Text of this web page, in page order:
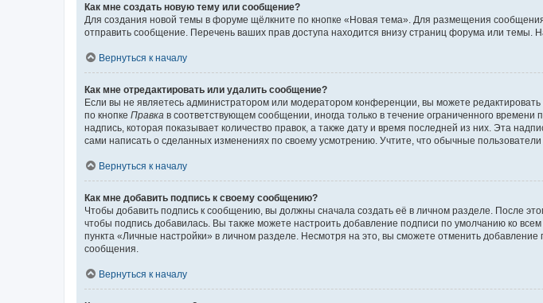
Как мне создать новую тему или сообщение?
Для создания новой темы в форуме щёлкните по кнопке «Новая тема». Для размещения
отправить сообщение. Перечень ваших прав доступа находится внизу страниц форума или
Вернуться к началу
Как мне отредактировать или удалить сообщение?
Если вы не являетесь администратором или модератором конференции, вы можете
по кнопке Правка в соответствующем сообщении, иногда только в течение ограниченного
надпись, которая показывает количество правок, а также дату и время последней из них. Эта
сами написать о сделанных изменениях по своему усмотрению. Учтите, что обычные
Вернуться к началу
Как мне добавить подпись к своему сообщению?
Чтобы добавить подпись к сообщению, вы должны сначала создать её в личном разделе. После
чтобы подпись добавилась. Вы также можете настроить добавление подписи по умолчанию ко
пункта «Личные настройки» в личном разделе. Несмотря на это, вы сможете отменить
сообщения.
Вернуться к началу